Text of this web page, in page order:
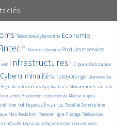
clés
Télécentres/Cybercentres Economie
Noms de domaine Produits et services
web Infrastructures TIC pour l’éducation
Sonatel/Orange Licences de
Régulation des médias Applications Mouvements sociaux
ouvertes Mouvement consumériste Médias Appels
libre Politiques africaines Fiscalité Art et culture
Manifestation Presse en ligne Piratage Téléservices
Santé Législation/Réglementation Gouvernance